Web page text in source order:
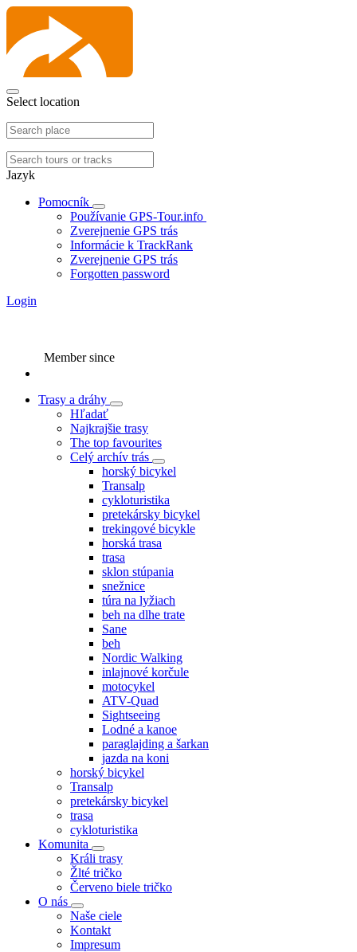
Select location
Jazyk
Pomocník
Používanie GPS-Tour.info
Zverejnenie GPS trás
Informácie k TrackRank
Zverejnenie GPS trás
Forgotten password
Login
Member since
Trasy a dráhy
Hľadať
Najkrajšie trasy
The top favourites
Celý archív trás
horský bicykel
Transalp
cykloturistika
pretekársky bicykel
trekingové bicykle
horská trasa
trasa
sklon stúpania
snežnice
túra na lyžiach
beh na dlhe trate
Sane
beh
Nordic Walking
inlajnové korčule
motocykel
ATV-Quad
Sightseeing
Lodné a kanoe
paraglajding a šarkan
jazda na koni
horský bicykel
Transalp
pretekársky bicykel
trasa
cykloturistika
Komunita
Králi trasy
Žlté tričko
Červeno biele tričko
O nás
Naše ciele
Kontakt
Impresum